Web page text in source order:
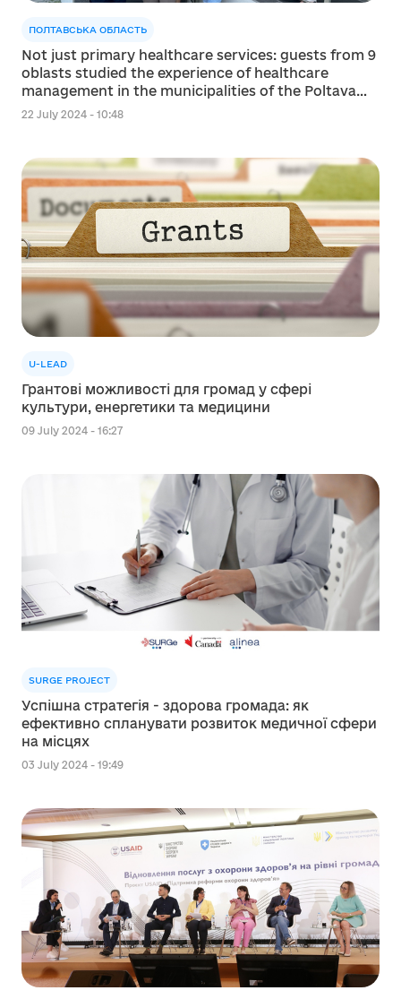
ПОЛТАВСЬКА ОБЛАСТЬ
Not just primary healthcare services: guests from 9
oblasts studied the experience of healthcare
management in the municipalities of the Poltava
Oblast
22 July 2024 - 10:48
U-LEAD
Грантові можливості для громад у сфері
культури, енергетики та медицини
09 July 2024 - 16:27
SURGE PROJECT
Успішна стратегія - здорова громада: як
ефективно спланувати розвиток медичної сфери
на місцях
03 July 2024 - 19:49